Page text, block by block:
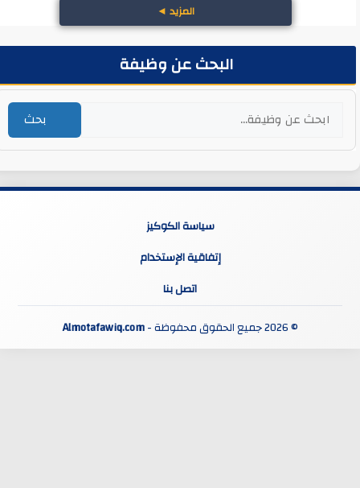
المزيد◄
البحث عن وظيفة
بحث
سياسة الكوكيز
إتفاقية الإستخدام
اتصل بنا
© 2026 جميع الحقوق محفوظة -
Almotafawiq.com